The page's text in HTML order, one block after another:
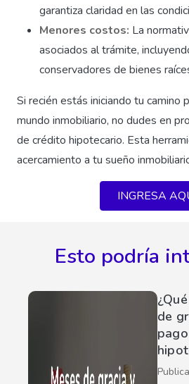
garantiza claridad en las
Menores costos: La
asociados al trámite,
conservadores de bienes
Si recién estás iniciando tu camino
mundo inmobiliario, no dudes en
de crédito hipotecario. Esta
acercamiento a tu sueño
INGRESA
Esto podría
de